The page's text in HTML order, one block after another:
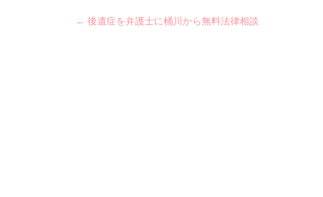
Post
← 後遺症を弁護士に桶川から無料法律相談